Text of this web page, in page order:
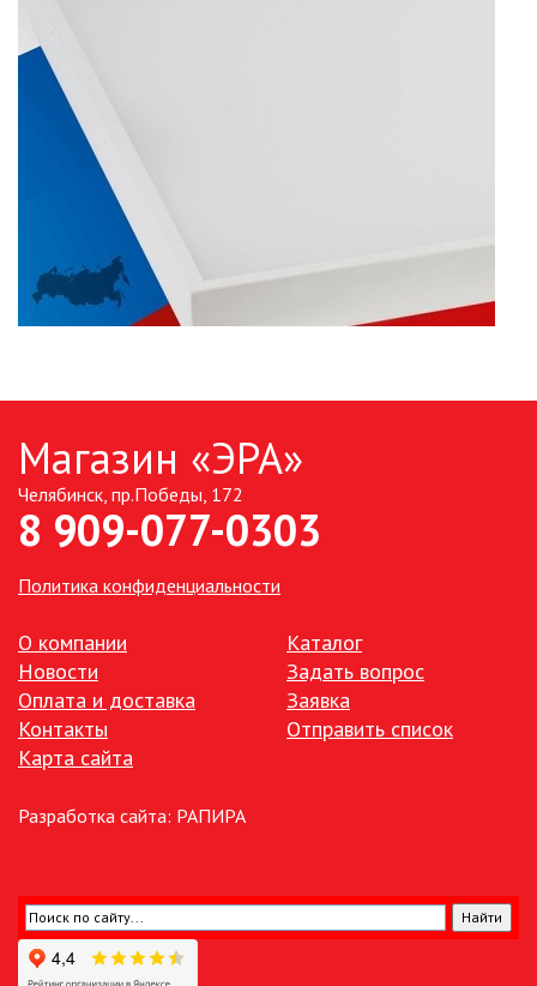
СЕТЕВЫЕ ФИЛЬТРЫ, СИЛОВЫЕ
РАЗЪЕМЫ И УДЛИНИТЕЛИ,
ТРОЙНИКИ И КОЛОДКИ, ВИЛКИ
СОЛНЕЧНЫХ БАТАРЕЯХ
УЛИЧНЫЕ СВЕТИЛЬНИКИ
ФОНТАНЫ
ЭЛЕМЕНТЫ ПИТАНИЯ
Магазин «ЭРА»
Челябинск, пр.Победы, 172
8 909-077-0303
Политика конфиденциальности
О компании
Новости
Оплата и доставка
Контакты
Карта сайта
Каталог
Задать вопрос
Заявка
Отправить список
Разработка сайта: РАПИРА